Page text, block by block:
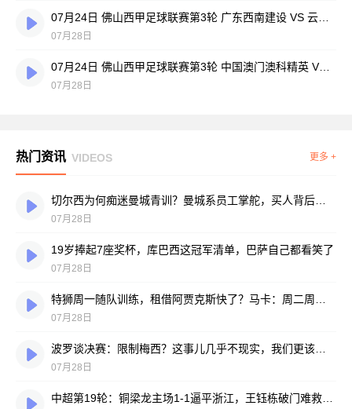
07月28日
07月24日 佛山西甲足球联赛第3轮 中国澳门澳科精英 VS 藝品高國際 全场录像
07月28日
热门资讯 VIDEOS 更多 +
07月28日
19岁捧起7座奖杯，库巴西这冠军清单，巴萨自己都看笑了
07月28日
07月28日
07月28日